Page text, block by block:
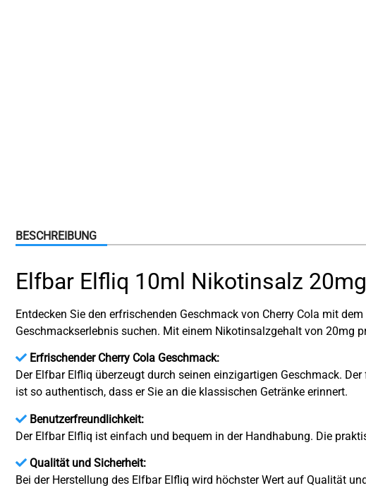
BESCHREIBUNG
Elfbar Elfliq 10ml Nikotinsalz
Entdecken Sie den erfrischenden Geschmack von Cherry Cola mit
Geschmackserlebnis suchen. Mit einem Nikotinsalzgehalt von 20mg
Erfrischender Cherry Cola Geschmack:
Der Elfbar Elfliq überzeugt durch seinen einzigartigen Geschmack.
ist so authentisch, dass er Sie an die klassischen Getränke erinnert.
Benutzerfreundlichkeit:
Der Elfbar Elfliq ist einfach und bequem in der Handhabung. Die
Qualität und Sicherheit:
Bei der Herstellung des Elfbar Elfliq wird höchster Wert auf Qualität